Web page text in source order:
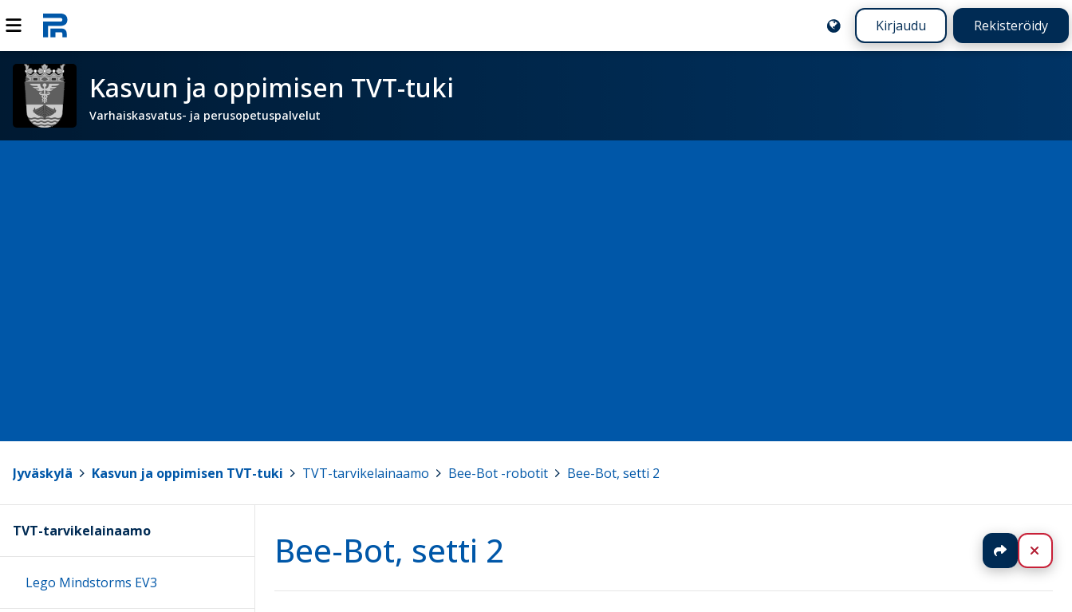
Kirjaudu Rekisteröidy
Kasvun ja oppimisen TVT-tuki
Varhaiskasvatus- ja perusopetuspalvelut
Jyväskylä Kasvun ja oppimisen TVT-tuki TVT-tarvikelainaamo Bee-Bot -robotit Bee-Bot, setti 2
Bee-Bot, setti 2 Jaa
TVT-tarvikelainaamo
Lego Mindstorms EV3